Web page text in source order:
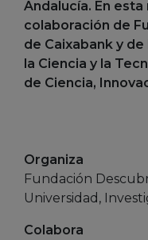
Andalucía. En
colaboración de
de Caixabank y
la Ciencia y la
de Ciencia,
Organiza
Fundación
Universidad,
Colabora